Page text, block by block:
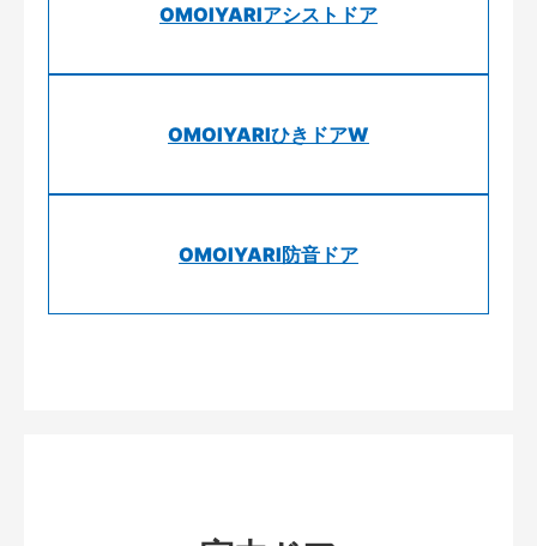
OMOIYARIアシストドア
OMOIYARIひきドアW
OMOIYARI防音ドア